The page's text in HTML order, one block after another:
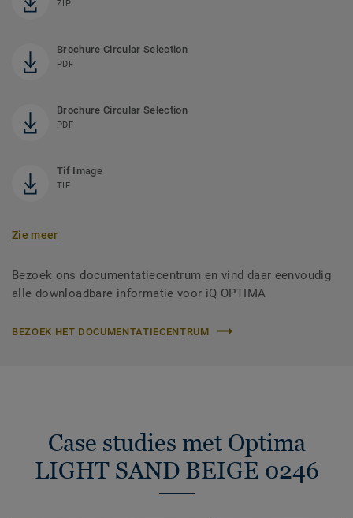
ZIP
Brochure Circular Selection
PDF
Brochure Circular Selection
PDF
Tif Image
TIF
Zie meer
Bezoek ons documentatiecentrum en vind daar eenvoudig
alle downloadbare informatie voor iQ OPTIMA
BEZOEK HET DOCUMENTATIECENTRUM
Case studies met Optima
LIGHT SAND BEIGE 0246